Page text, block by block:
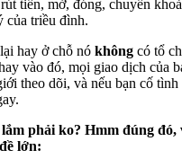
tiền, mở, đóng, chuyển
của triều đình.
hay ở chỗ nó không có tổ
vào đó, mọi giao dịch của
theo dõi, và nếu bạn cố
phải ko? Hmm đúng đó,
lớn: